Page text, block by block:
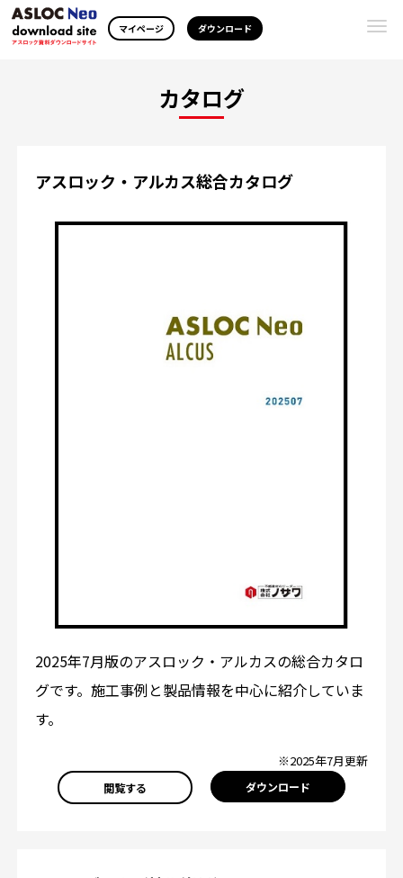
マイページ ダウンロード
カタログ
アスロック・アルカス総合カタログ
2025年7月版のアスロック・アルカスの総合カタロ
グです。施工事例と製品情報を中心に紹介していま
す。
※2025年7月更新
閲覧する ダウンロード